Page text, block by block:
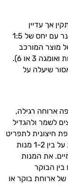
אך עדיין
נחשבים לרזים מאוד, צריכים לבחור באבקת גיינר עם יחס של 1:5
מוצר המורכב
מפחמימות ושומנים איכותיים (פחמימות מורכבות ואומגה 3 או 6).
שיעלה על
ארוחה רגילה,
לשמר ולהגדיל
חיצונית לתפריט
הקבוע. כמות הצריכה של אבקת הגיינר עומדת על בין 1-2 מנות
את המנות
הבוקר
ארוחת בוקר או